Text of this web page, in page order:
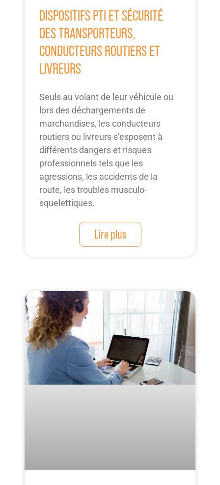
DISPOSITIFS PTI ET SÉCURITÉ
DES TRANSPORTEURS,
CONDUCTEURS ROUTIERS ET
LIVREURS
Seuls au volant de leur véhicule ou
lors des déchargements de
marchandises, les conducteurs
routiers ou livreurs s’exposent à
différents dangers et risques
professionnels tels que les
agressions, les accidents de la
route, les troubles musculo-
squelettiques.
Lire plus